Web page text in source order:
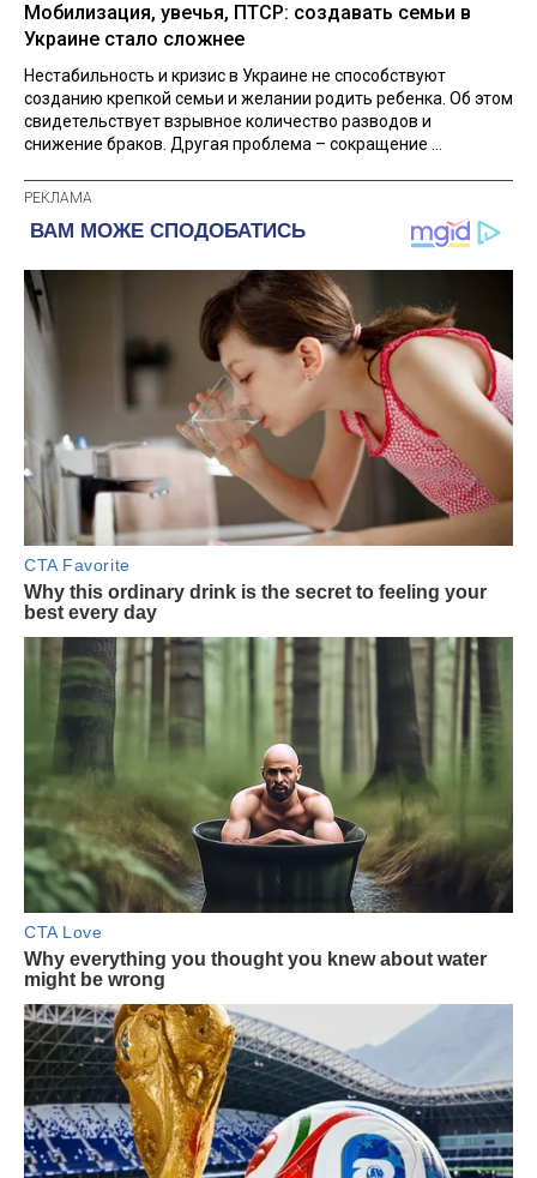
Мобилизация, увечья, ПТСР: создавать семьи в
Украине стало сложнее
Нестабильность и кризис в Украине не способствуют
созданию крепкой семьи и желании родить ребенка. Об этом
свидетельствует взрывное количество разводов и
снижение браков. Другая проблема – сокращение ...